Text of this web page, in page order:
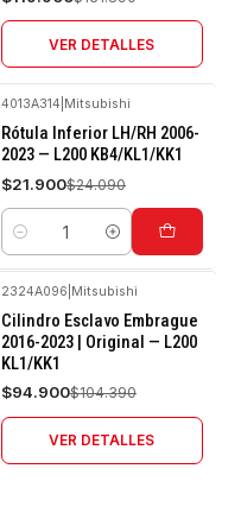
VER DETALLES
-9%
OFF
4013A314 Mitsubishi
Rótula Inferior LH/RH 2006-
2023 — L200 KB4/KL1/KK1
$21.900$24.090
Cantidad
-9%
OFF
Agotado
2324A096 Mitsubishi
Cilindro Esclavo Embrague
2016-2023 | Original — L200
KL1/KK1
$94.900$104.390
VER DETALLES